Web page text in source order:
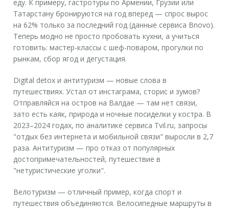
еду. К примеру, гастротуры по Армении, Грузии или
Татарстану бронируются на год вперед — спрос вырос
на 62% только за последний год (данные сервиса Bnovo).
Теперь модно не просто пробовать кухни, а учиться
готовить: мастер-классы с шеф-поваром, прогулки по
рынкам, сбор ягод и дегустация.
Digital detox и антитуризм — новые слова в
путешествиях. Устал от инстаграма, сторис и зумов?
Отправляйся на остров на Валдае — там нет связи,
зато есть каяк, природа и ночные посиделки у костра. В
2023–2024 годах, по аналитике сервиса Tvil.ru, запросы
"отдых без интернета и мобильной связи" выросли в 2,7
раза. Антитуризм — про отказ от популярных
достопримечательностей, путешествие в
"нетуристические уголки".
Велотуризм — отличный пример, когда спорт и
путешествия объединяются. Велосипедные маршруты в